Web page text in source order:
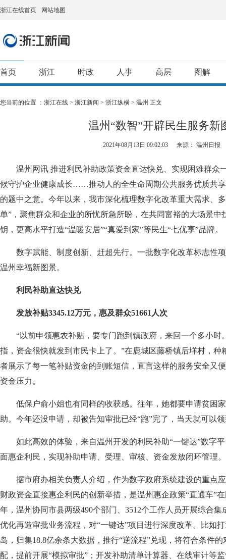
浙江在线首页 网站地图
首页 浙江 时政 人事 高层 图解
您当前的位置 ： 浙江在线 > 浙江新闻 > 浙江纵横 > 温州 正文
温州“数智”开辟民生服务新
2021年08月13日 09:02:03 来源： 温州日报
温州网讯 推进利民补助政策资金直达快兑、实现困难群众
候守护企业健康成长……推动人的全生命周期公共服务优质共
的题中之意。今年以来，我市深化梳理数字化改革重大需求、
单”，聚焦群众和企业的所忧所急所盼，在共同富裕的大场景中
钥，更高水平打造“温暖安居”“真爱到家”等民生“七优享”品牌。
数字赋能、制度创新、赶超先行。一批数字化改革标志性项
温州幸福新图景。
利民补助直达快兑
发放补贴3345.12万元，惠及群众51661人次
“以前申领惠农补贴，要专门跑到镇政府，来回一个多小时
指，资金很快就发到市民卡上了。”在鹿城区藤桥镇后垟村，种
者展示了每一笔补贴资金的到账短信，直言这样的服务安全又
资金压力。
低保户俞小姐也有同样的收获感。往年，她都要申请贫困家
助。今年还没申请，却被告知审批已经“跑”完了，当天就可以
如此高效的体验，来自温州开发的利民补助“一键达”数字
面惠企利民，实现补助申请、受理、审核、资金发放闭环管理。
据市府办相关负责人介绍，作为数字政府系统建设的重点应
财政资金直接惠企利民的创新举措，是温州惠企政策“直通车”
年，温州协同市县两级490个部门、3512个工作人员开展综合
优化再造审批业务流程，对“一键达”项目进行深度改革。比如
岛，归集18.8亿余条大数据，推行“逆流程”兑现，将符合条件
配，提前开展“模拟审批”；开发补助清单计算器、在线审计等